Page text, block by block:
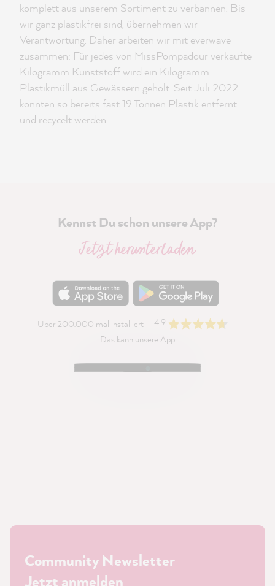
komplett aus unserem Sortiment zu verbannen. Bis
wir ganz plastikfrei sind, übernehmen wir
Verantwortung. Daher arbeiten wir mit everwave
zusammen: Für jedes von MissPompadour verkaufte
Kilogramm Kunststoff wird ein Kilogramm
Plastikmüll aus Gewässern geholt. Seit Juli 2022
konnten so bereits fast 19 Tonnen Plastik entfernt
und recycelt werden.
Kennst Du schon unsere App?
Jetzt herunterladen
Über 200.000 mal installiert
4.9
Das kann unsere App
Community Newsletter
Jetzt anmelden